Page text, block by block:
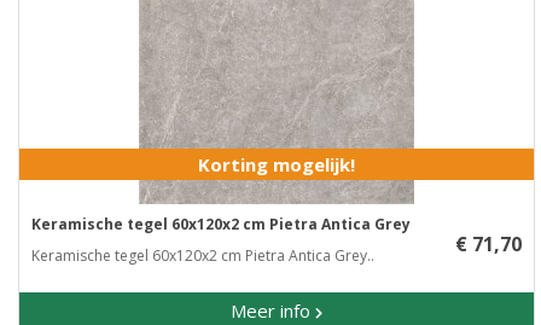
Korting mogelijk!
Keramische tegel 60x120x2 cm Pietra Antica Grey
Keramische tegel 60x120x2 cm Pietra Antica Grey..
Meer info
€ 71,70